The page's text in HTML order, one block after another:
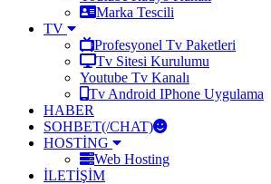
Marka Tescili
TV
Profesyonel Tv Paketleri
Tv Sitesi Kurulumu
Youtube Tv Kanalı
Tv Android IPhone Uygulama
HABER
SOHBET(/CHAT)
HOSTİNG
Web Hosting
İLETİŞİM